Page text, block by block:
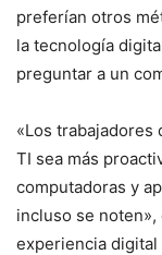
preferían otros
la tecnología
preguntar a un
«Los
TI sea más
computadoras y
incluso se noten»,
experiencia digital